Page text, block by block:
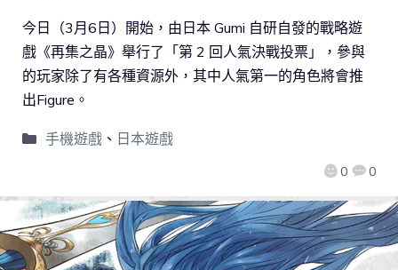
0 0
今日（3月6日）開始，由日本 Gumi 自研自發的戰略遊
戲《再集之晶》舉行了「第 2 回人氣決戰投票」，參與
的玩家除了有各種資源外，其中人氣第一的角色將會推
出Figure。
手機遊戲、 日本遊戲